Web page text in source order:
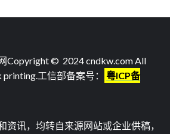
Copyright © 2024 cndkw.com All
printing.工信部备案号：
粤ICP备
资讯，均转自来源网站或企业供稿，